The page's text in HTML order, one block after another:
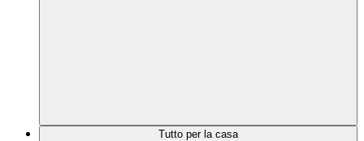
Tutto per la casa